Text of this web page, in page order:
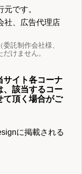
です。
社、広告代理店
託制作会社様、
けません。
サイト各コーナ
、該当するコー
て頂く場合がご
に掲載される